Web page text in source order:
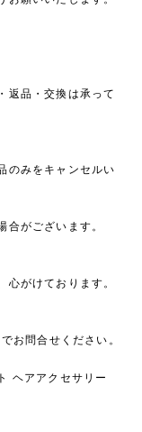
返品・交換は承って
のみをキャンセルい
合がございます。
がけております。
お問合せください。
アアクセサリー